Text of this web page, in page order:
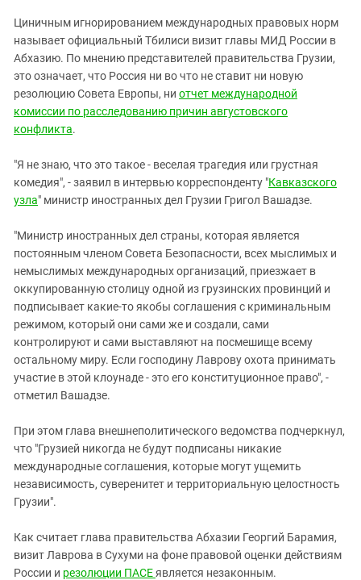
КАВКАЗ ЗА ПАЛЕСТИНУ
ИНАКОМЫСЛИЕ В ЧЕЧНЕ
ПРЕСЛЕДОВАНИЕ АКТИВИСТОВ
МОБИЛИЗАЦИЯ И ПРОТЕСТЫ
Ингушетия
Кабардино-Балкария
Калмыкия
Карачаево-Черкесия
Краснодарский край
Нагорный Карабах
Российская Федерация
Северная Осетия - Алания
Ставропольский край
Чечня
Южная Осетия
Южный Кавказ
Циничным игнорированием международных правовых норм
называет официальный Тбилиси визит главы МИД России в
Абхазию. По мнению представителей правительства Грузии,
это означает, что Россия ни во что не ставит ни новую
резолюцию Совета Европы, ни отчет международной
комиссии по расследованию причин августовского
конфликта.
"Я не знаю, что это такое - веселая трагедия или грустная
комедия", - заявил в интервью корреспонденту "Кавказского
узла" министр иностранных дел Грузии Григол Вашадзе.
"Министр иностранных дел страны, которая является
постоянным членом Совета Безопасности, всех мыслимых и
немыслимых международных организаций, приезжает в
оккупированную столицу одной из грузинских провинций и
подписывает какие-то якобы соглашения с криминальным
режимом, который они сами же и создали, сами
контролируют и сами выставляют на посмешище всему
остальному миру. Если господину Лаврову охота принимать
участие в этой клоунаде - это его конституционное право", -
отметил Вашадзе.
При этом глава внешнеполитического ведомства подчеркнул,
что "Грузией никогда не будут подписаны никакие
международные соглашения, которые могут ущемить
независимость, суверенитет и территориальную целостность
Грузии".
Как считает глава правительства Абхазии Георгий Барамия,
визит Лаврова в Сухуми на фоне правовой оценки действиям
России и резолюции ПАСЕявляется незаконным.